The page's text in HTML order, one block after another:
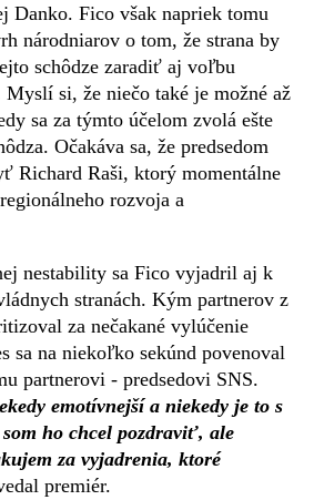
Danko. Fico však napriek tomu
národniarov o tom, že strana by
schôdze zaradiť aj voľbu
Myslí si, že niečo také je možné až
sa za týmto účelom zvolá ešte
Očakáva sa, že predsedom
Richard Raši, ktorý momentálne
rozvoja a
nestability sa Fico vyjadril aj k
stranách. Kým partnerov z
za nečakané vylúčenie
sa na niekoľko sekúnd povenoval
partnerovi - predsedovi SNS.
emotívnejší a niekedy je to s
ho chcel pozdraviť, ale
za vyjadrenia, ktoré
premiér.